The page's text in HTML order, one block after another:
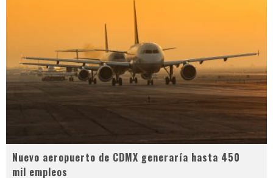
Nuevo aeropuerto de CDMX generaría hasta 450
mil empleos